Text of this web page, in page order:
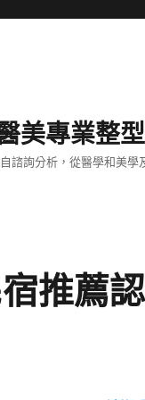
美專業整
諮詢分析，從醫學和美
推薦